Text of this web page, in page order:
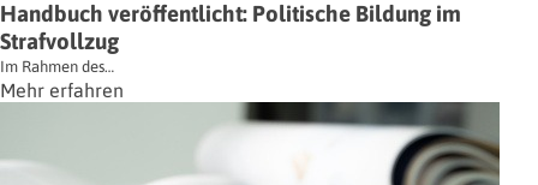
Handbuch veröffentlicht: Politische Bildung im
Strafvollzug
Im Rahmen des…
Mehr erfahren